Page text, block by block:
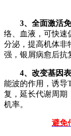
3、全面激活免
络、血液，可快速
分泌，提高机体非
强，银屑病愈后抗
4、改变基因表
能波的作用，诱导
复，延长代谢周期
机率。
避免